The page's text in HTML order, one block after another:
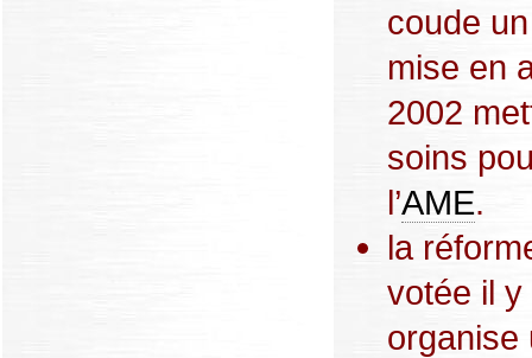
coude
mise en
2002
soins
l’AME.
la
votée il
organise